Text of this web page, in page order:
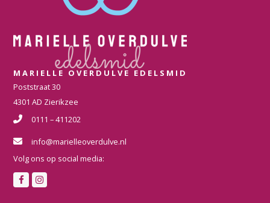
MARIELLE OVERDULVE EDELSMID
Poststraat 30
4301 AD Zierikzee
0111 – 411202
info@marielleoverdulve.nl
Volg ons op social media:
F